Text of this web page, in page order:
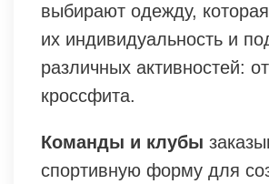
выбирают одежду,
их индивидуальность и
различных активностей:
кроссфита.
Команды и клубы
спортивную форму для